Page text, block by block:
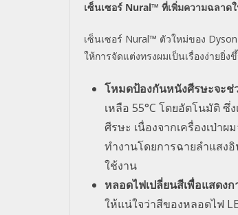
เซ็นเซอร์ Nural™ ที่เพิ่มความฉลาดใ
เซ็นเซอร์ Nural™ ตัวใหม่ของ Dyson
ให้การจัดแต่งทรงผมเป็นเรื่องง่ายยิ่ง
โหมดป้องกันหนังศีรษะจะ
เหลือ 55°C โดยอัตโนมัติ ซึ่
ศีรษะ เนื่องจากเครื่องเป่า
ทำงานโดยการฉายลำแสงอิ
ใช้งาน
หลอดไฟเปลี่ยนสีเพื่อแสดง
ให้แน่ใจว่าสีของหลอดไฟ